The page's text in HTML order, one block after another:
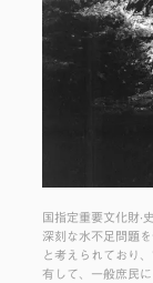
国指定重要文化財·
深刻な水不足問題
と考えられており
有して、一般庶民